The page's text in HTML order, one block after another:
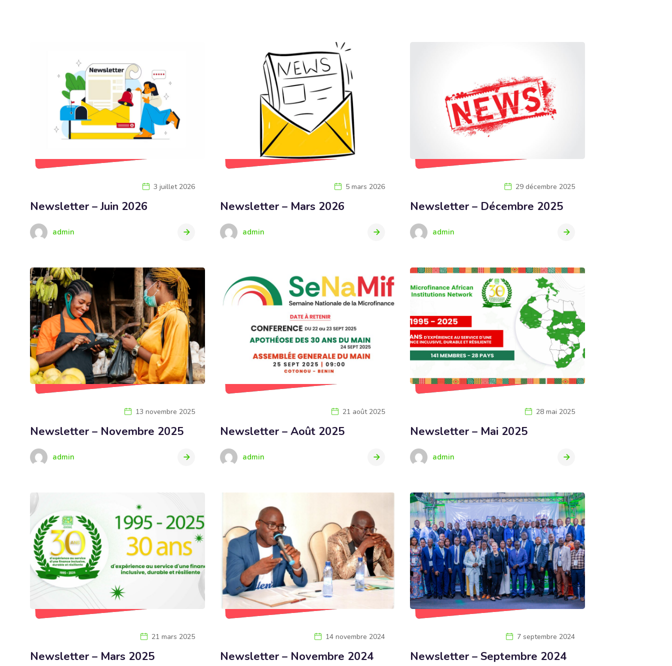
3 juillet 2026
Newsletter – Juin 2026
admin
5 mars 2026
Newsletter – Mars 2026
admin
29 décembre 2025
Newsletter – Décembre 2025
admin
13 novembre 2025
Newsletter – Novembre 2025
admin
21 août 2025
Newsletter – Août 2025
admin
28 mai 2025
Newsletter – Mai 2025
admin
21 mars 2025
Newsletter – Mars 2025
14 novembre 2024
Newsletter – Novembre 2024
7 septembre 2024
Newsletter – Septembre 2024